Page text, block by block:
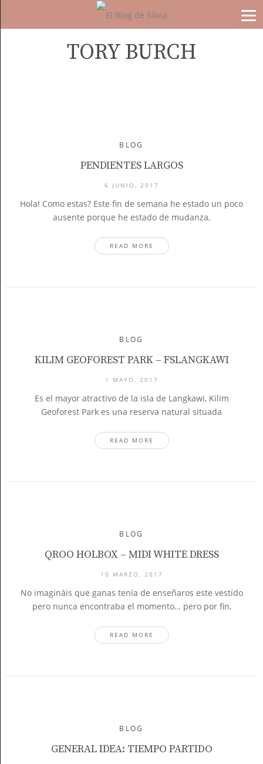
TORY BURCH
BLOG
PENDIENTES LARGOS
6 JUNIO, 2017
Hola! Como estas? Este fin de semana he estado un poco
ausente porque he estado de mudanza,
READ MORE
BLOG
KILIM GEOFOREST PARK – FSLANGKAWI
1 MAYO, 2017
Es el mayor atractivo de la isla de Langkawi, Kilim
Geoforest Park es una reserva natural situada
READ MORE
BLOG
QROO HOLBOX – MIDI WHITE DRESS
10 MARZO, 2017
No imagináis que ganas tenía de enseñaros este vestido
pero nunca encontraba el momento… pero por fin,
READ MORE
BLOG
GENERAL IDEA: TIEMPO PARTIDO